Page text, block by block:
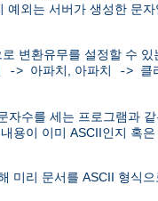
예외는 서버가 생성한 문자
변환유무를 설정할 수 있
-> 아파치
아파치 -> 클
자수를 세는 프로그램과 같
용이 이미 ASCII인지 혹은
미리 문서를 ASCII 형식으